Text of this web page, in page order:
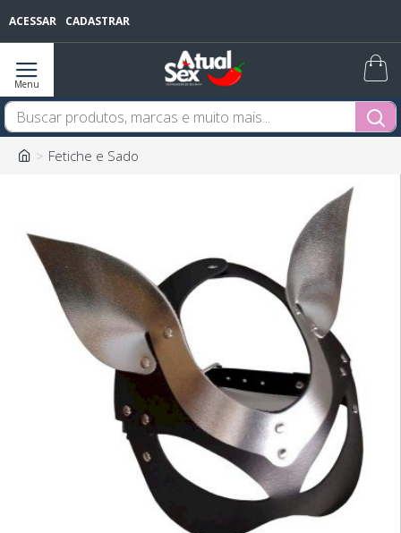
ACESSAR CADASTRAR
Fetiche e Sado